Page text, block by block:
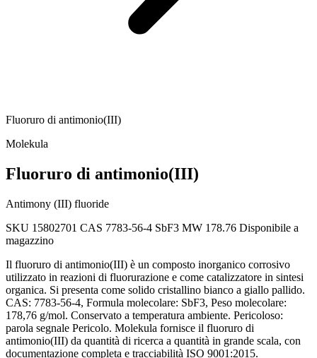
Fluoruro di antimonio(III)
Molekula
Fluoruro di antimonio(III)
Antimony (III) fluoride
SKU 15802701 CAS 7783-56-4 SbF3 MW 178.76 Disponibile a
magazzino
Il fluoruro di antimonio(III) è un composto inorganico corrosivo
utilizzato in reazioni di fluorurazione e come catalizzatore in sintesi
organica. Si presenta come solido cristallino bianco a giallo pallido.
CAS: 7783-56-4, Formula molecolare: SbF3, Peso molecolare:
178,76 g/mol. Conservato a temperatura ambiente. Pericoloso:
parola segnale Pericolo. Molekula fornisce il fluoruro di
antimonio(III) da quantità di ricerca a quantità in grande scala, con
documentazione completa e tracciabilità ISO 9001:2015.